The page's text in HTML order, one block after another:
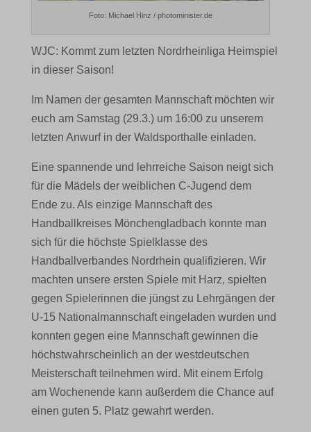
Foto: Michael Hinz / photominister.de
WJC: Kommt zum letzten Nordrheinliga Heimspiel
in dieser Saison!
Im Namen der gesamten Mannschaft möchten wir
euch am Samstag (29.3.) um 16:00 zu unserem
letzten Anwurf in der Waldsporthalle einladen.
Eine spannende und lehrreiche Saison neigt sich
für die Mädels der weiblichen C-Jugend dem
Ende zu. Als einzige Mannschaft des
Handballkreises Mönchengladbach konnte man
sich für die höchste Spielklasse des
Handballverbandes Nordrhein qualifizieren. Wir
machten unsere ersten Spiele mit Harz, spielten
gegen Spielerinnen die jüngst zu Lehrgängen der
U-15 Nationalmannschaft eingeladen wurden und
konnten gegen eine Mannschaft gewinnen die
höchstwahrscheinlich an der westdeutschen
Meisterschaft teilnehmen wird. Mit einem Erfolg
am Wochenende kann außerdem die Chance auf
einen guten 5. Platz gewahrt werden.